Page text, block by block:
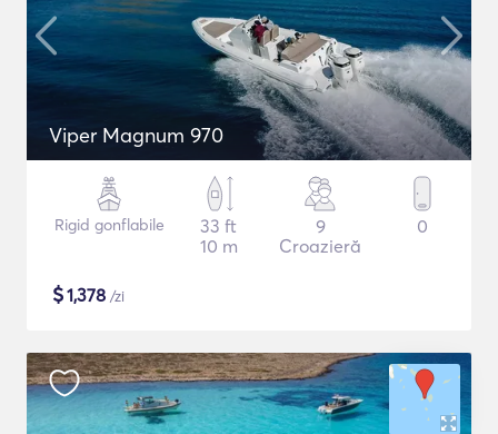
Viper Magnum 970
Rigid gonflabile
33 ft
10 m
9
Croazieră
0
$1,378 /zi